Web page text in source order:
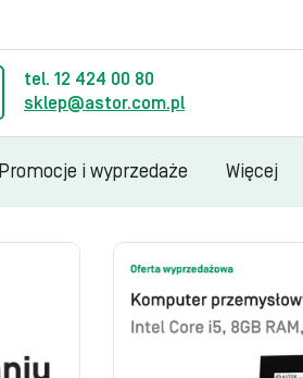
tel. 12 424 00 80
sklep@astor.com.pl
Promocje i wyprzedaże Więcej